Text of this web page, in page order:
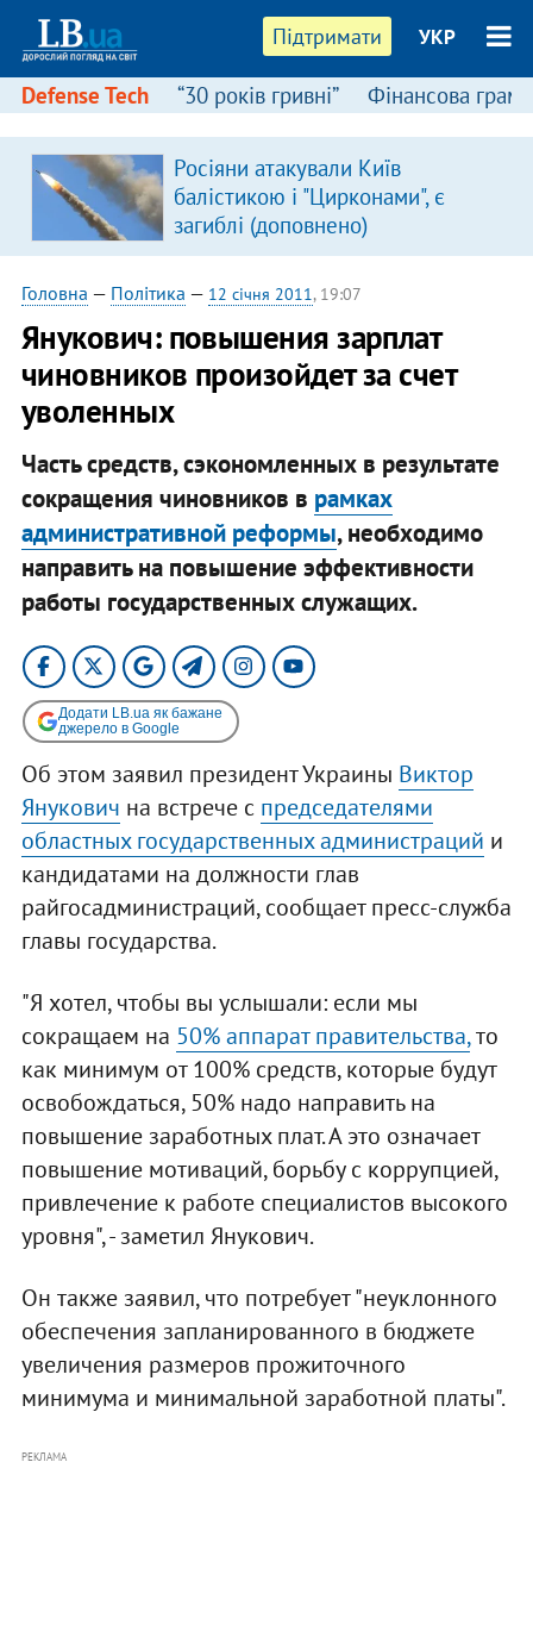
Підтримати УКР
Defense Tech “30 років гривні” Фінансова
Росіяни атакували Київ
балістикою і "Цирконами", є
загиблі (доповнено)
Головна — Політика — 12 січня 2011, 19:07
Янукович: повышения зарплат
чиновников произойдет за счет
уволенных
Часть средств, сэкономленных в результате
сокращения чиновников в рамках
административной реформы, необходимо
направить на повышение эффективности
работы государственных служащих.
Додати LB.ua як бажане
джерело в Google
Об этом заявил президент Украины Виктор
Янукович на встрече с председателями
областных государственных администраций и
кандидатами на должности глав
райгосадминистраций, сообщает пресс-служба
главы государства.
"Я хотел, чтобы вы услышали: если мы
сокращаем на 50% аппарат правительства,то
как минимум от 100% средств, которые будут
освобождаться, 50% надо направить на
повышение заработных плат. А это означает
повышение мотиваций, борьбу с коррупцией,
привлечение к работе специалистов высокого
уровня", - заметил Янукович.
Он также заявил, что потребует "неуклонного
обеспечения запланированного в бюджете
увеличения размеров прожиточного
минимума и минимальной заработной платы".
РЕКЛАМА